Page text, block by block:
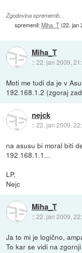
Zgodovina sprememb…
spremenil:Miha_T(22. jan
Miha_T
::22. jan 2009,
Moti me tudi da je v
192.168.1.2 (zgoraj
nejck
::22. jan 2009,
na asusu bi moral biti
192.168.1.1...
LP,
Nejc
Miha_T
::22. jan 2009,
Ja to mi je logično,
To kar se vidi na